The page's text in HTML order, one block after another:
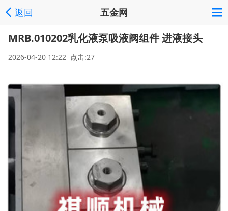
返回 五金网
MRB.010202乳化液泵吸液阀组件 进液接头
2026-04-20 12:22 点击:27